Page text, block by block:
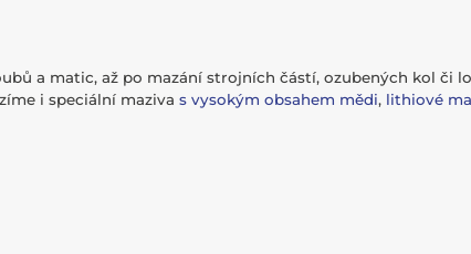
a matic, až po mazání strojních částí, ozubených kol či
i speciální maziva s vysokým obsahem mědi, lithiové